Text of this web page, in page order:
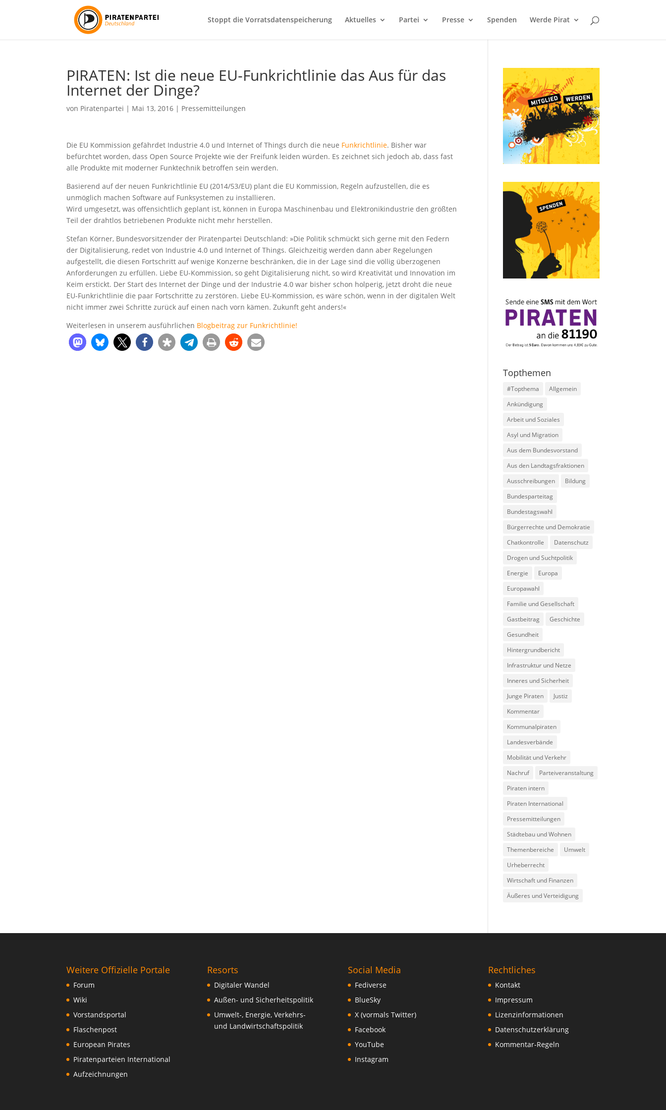
Stoppt die Vorratsdatenspeicherung Aktuelles Partei Presse Spenden Werde Pirat
PIRATEN: Ist die neue EU-Funkrichtlinie das Aus für das
Internet der Dinge?
von Piratenpartei | Mai 13, 2016 | Pressemitteilungen
Die EU Kommission gefährdet Industrie 4.0 und Internet of Things durch die neue Funkrichtlinie. Bisher war
befürchtet worden, dass Open Source Projekte wie der Freifunk leiden würden. Es zeichnet sich jedoch ab, dass fast
alle Produkte mit moderner Funktechnik betroffen sein werden.
Basierend auf der neuen Funkrichtlinie EU (2014/53/EU) plant die EU Kommission, Regeln aufzustellen, die es
unmöglich machen Software auf Funksystemen zu installieren.
Wird umgesetzt, was offensichtlich geplant ist, können in Europa Maschinenbau und Elektronikindustrie den größten
Teil der drahtlos betriebenen Produkte nicht mehr herstellen.
Stefan Körner, Bundesvorsitzender der Piratenpartei Deutschland: »Die Politik schmückt sich gerne mit den Federn
der Digitalisierung, redet von Industrie 4.0 und Internet of Things. Gleichzeitig werden dann aber Regelungen
aufgestellt, die diesen Fortschritt auf wenige Konzerne beschränken, die in der Lage sind die völlig überzogenen
Anforderungen zu erfüllen. Liebe EU-Kommission, so geht Digitalisierung nicht, so wird Kreativität und Innovation im
Keim erstickt. Der Start des Internet der Dinge und der Industrie 4.0 war bisher schon holperig, jetzt droht die neue
EU-Funkrichtlinie die paar Fortschritte zu zerstören. Liebe EU-Kommission, es wäre schön, wenn in der digitalen Welt
nicht immer zwei Schritte zurück auf einen nach vorn kämen. Zukunft geht anders!«
Weiterlesen in unserem ausführlichen Blogbeitrag zur Funkrichtlinie!
Topthemen
#Topthema
Allgemein
Ankündigung
Arbeit und Soziales
Asyl und Migration
Aus dem Bundesvorstand
Aus den Landtagsfraktionen
Ausschreibungen
Bildung
Bundesparteitag
Bundestagswahl
Bürgerrechte und Demokratie
Chatkontrolle
Datenschutz
Drogen und Suchtpolitik
Energie
Europa
Europawahl
Familie und Gesellschaft
Gastbeitrag
Geschichte
Gesundheit
Hintergrundbericht
Infrastruktur und Netze
Inneres und Sicherheit
Junge Piraten
Justiz
Kommentar
Kommunalpiraten
Landesverbände
Mobilität und Verkehr
Nachruf
Parteiveranstaltung
Piraten intern
Piraten International
Pressemitteilungen
Städtebau und Wohnen
Themenbereiche
Umwelt
Urheberrecht
Wirtschaft und Finanzen
Äußeres und Verteidigung
Weitere Offizielle Portale
Forum
Wiki
Vorstandsportal
Flaschenpost
European Pirates
Piratenparteien International
Aufzeichnungen
Resorts
Digitaler Wandel
Außen- und Sicherheitspolitik
Umwelt-, Energie, Verkehrs-
und Landwirtschaftspolitik
Social Media
Fediverse
BlueSky
X (vormals Twitter)
Facebook
YouTube
Instagram
Rechtliches
Kontakt
Impressum
Lizenzinformationen
Datenschutzerklärung
Kommentar-Regeln